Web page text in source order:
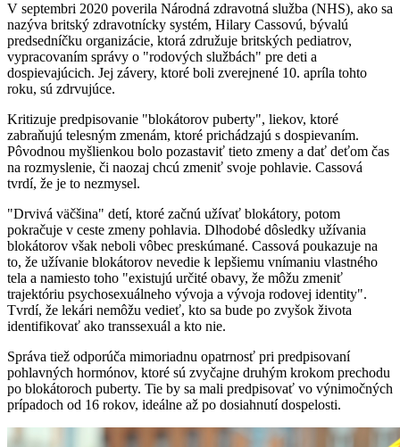
V septembri 2020 poverila Národná zdravotná služba (NHS), ako sa
nazýva britský zdravotnícky systém, Hilary Cassovú, bývalú
predsedníčku organizácie, ktorá združuje britských pediatrov,
vypracovaním správy o "rodových službách" pre deti a
dospievajúcich. Jej závery, ktoré boli zverejnené 10. apríla tohto
roku, sú zdrvujúce.
Kritizuje predpisovanie "blokátorov puberty", liekov, ktoré
zabraňujú telesným zmenám, ktoré prichádzajú s dospievaním.
Pôvodnou myšlienkou bolo pozastaviť tieto zmeny a dať deťom čas
na rozmyslenie, či naozaj chcú zmeniť svoje pohlavie. Cassová
tvrdí, že je to nezmysel.
"Drvivá väčšina" detí, ktoré začnú užívať blokátory, potom
pokračuje v ceste zmeny pohlavia. Dlhodobé dôsledky užívania
blokátorov však neboli vôbec preskúmané. Cassová poukazuje na
to, že užívanie blokátorov nevedie k lepšiemu vnímaniu vlastného
tela a namiesto toho "existujú určité obavy, že môžu zmeniť
trajektóriu psychosexuálneho vývoja a vývoja rodovej identity".
Tvrdí, že lekári nemôžu vedieť, kto sa bude po zvyšok života
identifikovať ako transsexuál a kto nie.
Správa tiež odporúča mimoriadnu opatrnosť pri predpisovaní
pohlavných hormónov, ktoré sú zvyčajne druhým krokom prechodu
po blokátoroch puberty. Tie by sa mali predpisovať vo výnimočných
prípadoch od 16 rokov, ideálne až po dosiahnutí dospelosti.